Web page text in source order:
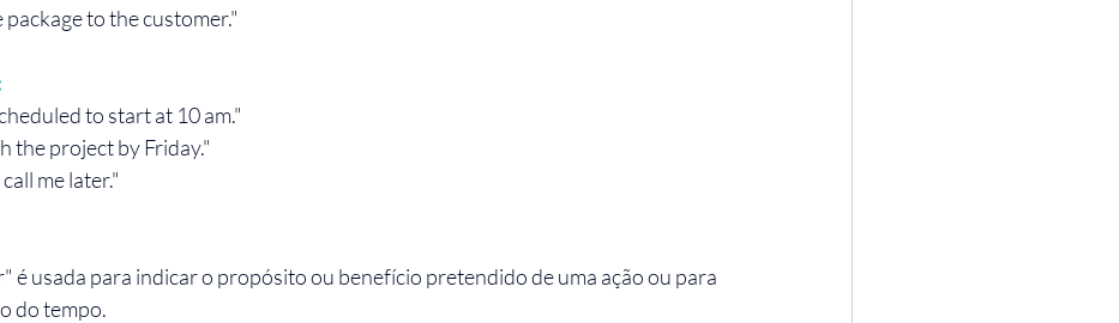
to the customer."
to start at 10 am."
the project by Friday."
me later."
é usada para indicar o propósito ou benefício pretendido de uma ação ou para
do tempo.